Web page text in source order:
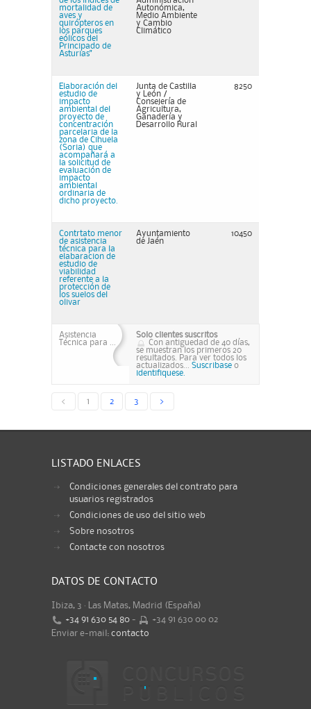
mortalidad de
aves y
quirópteros en
los parques
eólicos del
Principado de
Asturias"
Autonómica,
Medio Ambiente
y Cambio
Climático
Elaboración del
estudio de
impacto
ambiental del
proyecto de
concentración
parcelaria de la
zona de Cihuela
(Soria) que
acompañará a
la solicitud de
evaluación de
impacto
ambiental
ordinaria de
dicho proyecto.
Junta de Castilla
y León /
Consejería de
Agricultura,
Ganadería y
Desarrollo Rural
8250
Contrtato menor
de asistencia
técnica para la
elabaracion de
estudio de
viabilidad
referente a la
protección de
los suelos del
olivar
Ayuntamiento
de Jaén
10450
Asistencia
Técnica para ...
Solo clientes suscritos
Con antiguedad de 40 días,
se muestran los primeros 20
resultados. Para ver todos los
actualizados... Suscribase o
identifiquese.
< 1 2 3 >
LISTADO ENLACES
Condiciones generales del contrato para
usuarios registrados
Condiciones de uso del sitio web
Sobre nosotros
Contacte con nosotros
DATOS DE CONTACTO
Ibiza, 3 · Las Matas, Madrid (España)
+34 91 630 54 80 -
+34 91 630 00 02
Enviar e-mail: contacto